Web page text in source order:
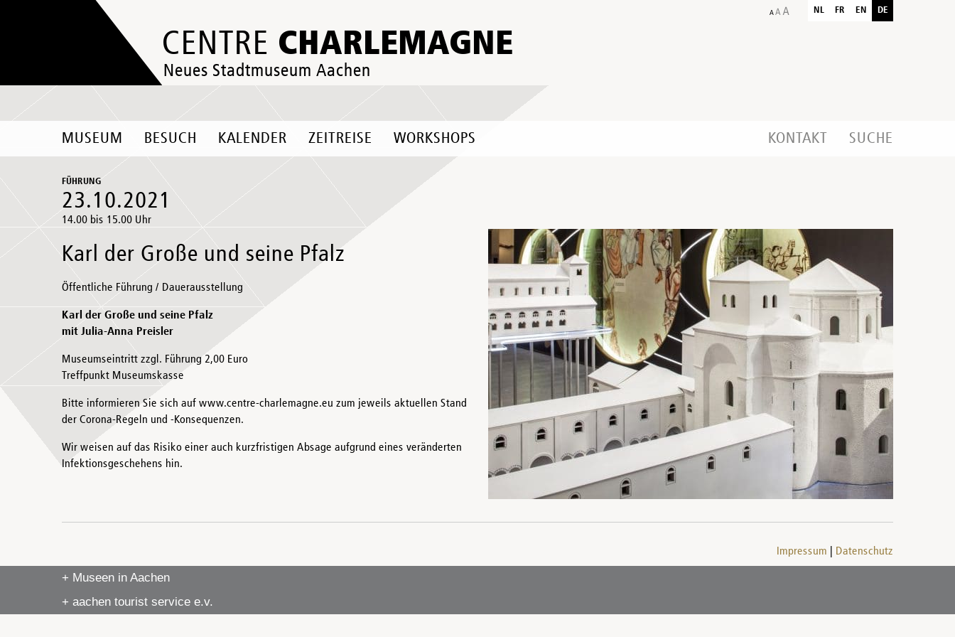
CENTRE CHARLEMAGNE
Neues Stadtmuseum Aachen
NL FR EN DE
MUSEUM BESUCH KALENDER ZEITREISE WORKSHOPS KONTAKT SUCHE
FÜHRUNG
23.10.2021
14.00 bis 15.00 Uhr
Karl der Große und seine Pfalz
Öffentliche Führung / Dauerausstellung
Karl der Große und seine Pfalz
mit Julia-Anna Preisler
Museumseintritt zzgl. Führung 2,00 Euro
Treffpunkt Museumskasse
Bitte informieren Sie sich auf www.centre-charlemagne.eu zum jeweils aktuellen Stand
der Corona-Regeln und -Konsequenzen.
Wir weisen auf das Risiko einer auch kurzfristigen Absage aufgrund eines veränderten
Infektionsgeschehens hin.
Impressum Datenschutz
+ Museen in Aachen
+ aachen tourist service e.v.